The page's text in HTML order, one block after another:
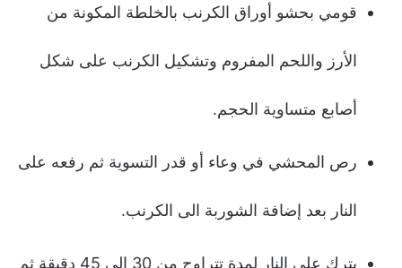
قومي بحشو أوراق الكرنب بالخلطة المكونة من
الأرز واللحم المفروم وتشكيل الكرنب على شكل
أصابع متساوية الحجم.
رص المحشي في وعاء أو قدر التسوية ثم رفعه على
النار بعد إضافة الشوربة الى الكرنب.
يترك على النار لمدة تتراوح من 30 إلى 45 دقيقة ثم